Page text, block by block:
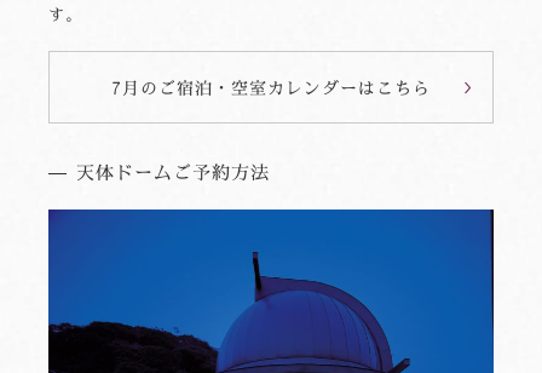
す。
7月のご宿泊・空室カレンダーはこちら
天体ドームご予約方法